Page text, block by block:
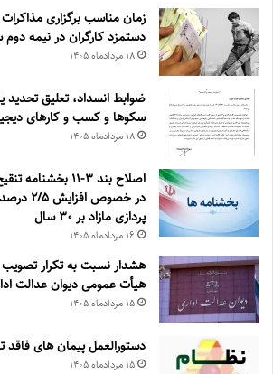
زمان مناسب برگزاری
دستمزد کارگران در نیمه
۱۸ مرداد‌ماه ۱۴۰۵
ضوابط انسداد، تعليق تحديد
سكوها و كسب و كارهای
۱۸ مرداد‌ماه ۱۴۰۵
اصلاح بند ۳‏-۱۱
در خصوص
پردازی مازاد بر ۳۰‏ سال
۱۶ مرداد‌ماه ۱۴۰۵
هشدار نسبت به تکرار تصویب
هیأت عمومی دیوان عدالت
۱۵ مرداد‌ماه ۱۴۰۵
دستورالعمل پیمان های فاقد
۱۵ مرداد‌ماه ۱۴۰۵